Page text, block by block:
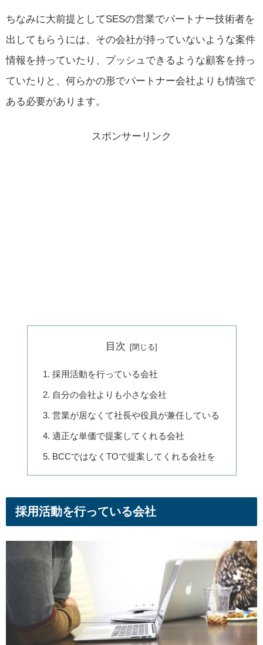
ちなみに大前提としてSESの営業でパートナー技術者を
出してもらうには、その会社が持っていないような案件
情報を持っていたり、プッシュできるような顧客を持っ
ていたりと、何らかの形でパートナー会社よりも情強で
ある必要があります。
スポンサーリンク
目次
採用活動を行っている会社
自分の会社よりも小さな会社
営業が居なくて社長や役員が兼任している
適正な単価で提案してくれる会社
BCCではなくTOで提案してくれる会社を
採用活動を行っている会社